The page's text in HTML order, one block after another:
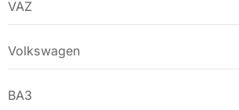
VAZ
Volkswagen
ВАЗ